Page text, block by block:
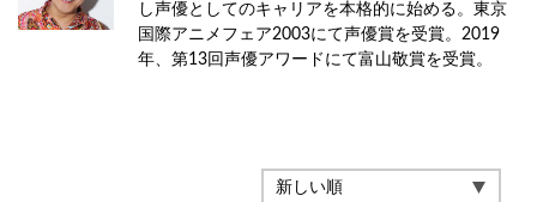
し声優としてのキャリアを本格的に始める。東京
国際アニメフェア2003にて声優賞を受賞。2019
年、第13回声優アワードにて富山敬賞を受賞。